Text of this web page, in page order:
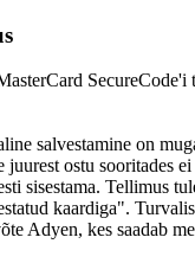
SecureCode'i
salvestamine on
ostu sooritades
sisestama. Tellimus
kaardiga".
Adyen, kes saadab